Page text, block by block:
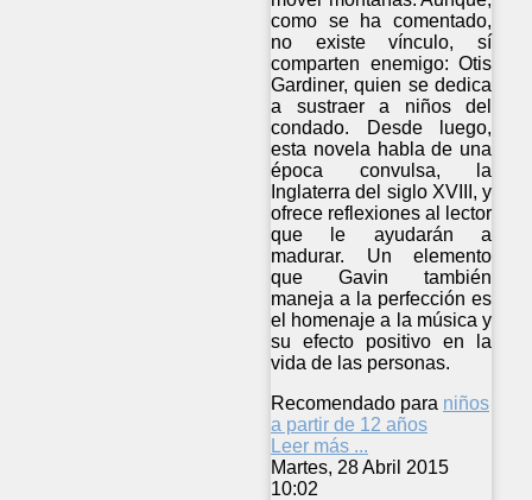
como se ha comentado,
no existe vínculo, sí
comparten enemigo: Otis
Gardiner, quien se dedica
a sustraer a niños del
condado. Desde luego,
esta novela habla de una
época convulsa, la
Inglaterra del siglo XVIII, y
ofrece reflexiones al lector
que le ayudarán a
madurar. Un elemento
que Gavin también
maneja a la perfección es
el homenaje a la música y
su efecto positivo en la
vida de las personas.
Recomendado para niños
a partir de 12 años
Leer más ...
Martes, 28 Abril 2015
10:02